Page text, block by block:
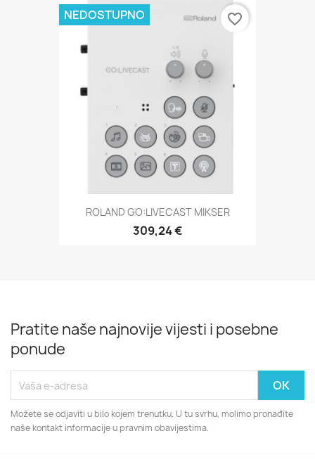
ROLAND GO:LIVECAST MIKSER
309,24 €
NEDOSTUPNO favorite_border
Pratite naše najnovije vijesti i posebne
ponude
Možete se odjaviti u bilo kojem trenutku. U tu svrhu, molimo pronađite
naše kontakt informacije u pravnim obavijestima.